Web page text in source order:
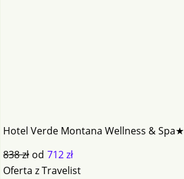
Hotel Verde Montana Wellness &
838 zł od 712 zł
Oferta zTravelist